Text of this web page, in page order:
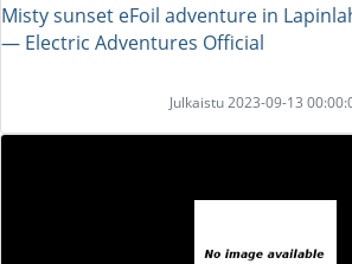
Misty sunset eFoil adventure in
― Electric Adventures Official
Julkaistu 2023-09-13